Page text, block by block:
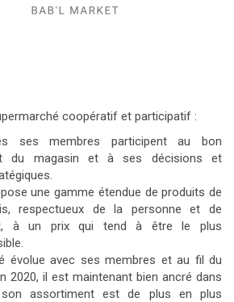
coopératif et participatif :
ses membres participent au bon
du magasin et à ses décisions et
une gamme étendue de produits de
respectueux de la personne et de
à un prix qui tend à être le plus
évolue avec ses membres et au fil du
2020, il est maintenant bien ancré dans
assortiment est de plus en plus